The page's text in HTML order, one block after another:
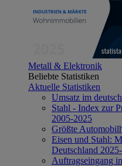
Metall & Elektronik
Beliebte Statistiken
Aktuelle Statistiken
Umsatz im
Stahl - Index zur
2005-2025
Größte
Eisen und Stahl:
Deutschland
Auftragseingang